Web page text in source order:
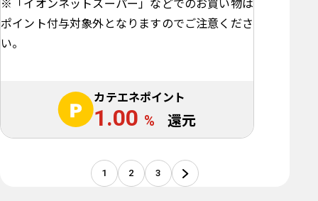
ポイント付与対象外となりますのでご注意くださ
い。
カテエネポイント
1.00 % 還元
1 2 3